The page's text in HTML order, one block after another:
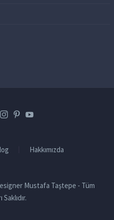
Hakkımızda
Mustafa Taştepe - Tüm
Saklıdır.